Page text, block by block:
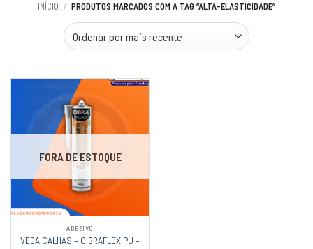
INÍCIO / PRODUTOS MARCADOS COM A TAG “ALTA-ELASTICIDADE”
FORA DE ESTOQUE
ADESIVO
VEDA CALHAS – CIBRAFLEX PU –